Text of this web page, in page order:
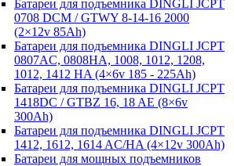
Батареи для подъемника DINGLI JCPT
0708 DCM / GTWY 8-14-16 2000
(2×12v 85Ah)
Батареи для подъемника DINGLI JCPT
0807AC, 0808HA, 1008, 1012, 1208,
1012, 1412 HA (4×6v 185 - 225Ah)
Батареи для подъемника DINGLI JCPT
1418DC / GTBZ 16, 18 AE (8×6v
300Ah)
Батареи для подъемника DINGLI JCPT
1412, 1612, 1614 AC/HA (4×12v 300Ah)
Батареи для мощных подъемников